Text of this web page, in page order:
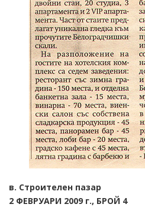
в. Строителен пазар
2 ФЕВРУАРИ 2009 г., БРОЙ 4